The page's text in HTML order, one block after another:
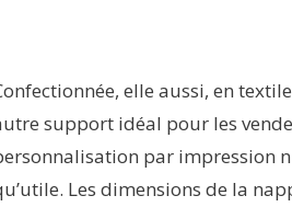
elle aussi, en
support idéal pour les
par impression
Les dimensions de la